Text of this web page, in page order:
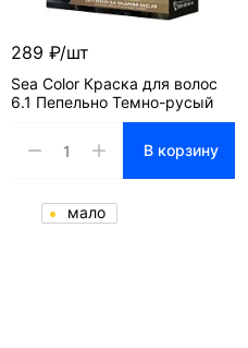
289 ₽/шт
Sea Color Краска для волос
6.1 Пепельно Темно-русый
В корзину
мало